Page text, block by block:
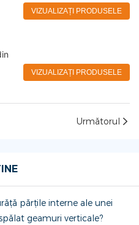
VIZUALIZAȚI PRODUSELE
VIZUALIZAȚI PRODUSELE
Următorul
părțile interne ale unei
geamuri verticale?